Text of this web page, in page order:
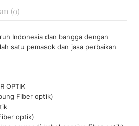
(0)
Indonesia dan bangga dengan
satu pemasok dan jasa perbaikan
OPTIK
Fiber optik)
optik)